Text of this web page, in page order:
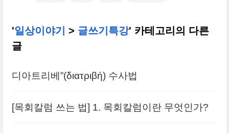
'일상이야기 > 글쓰기특강' 카테고리의 다른
글
디아트리베”(διατριβή) 수사법
[목회칼럼 쓰는 법] 1. 목회칼럼이란 무엇인가?